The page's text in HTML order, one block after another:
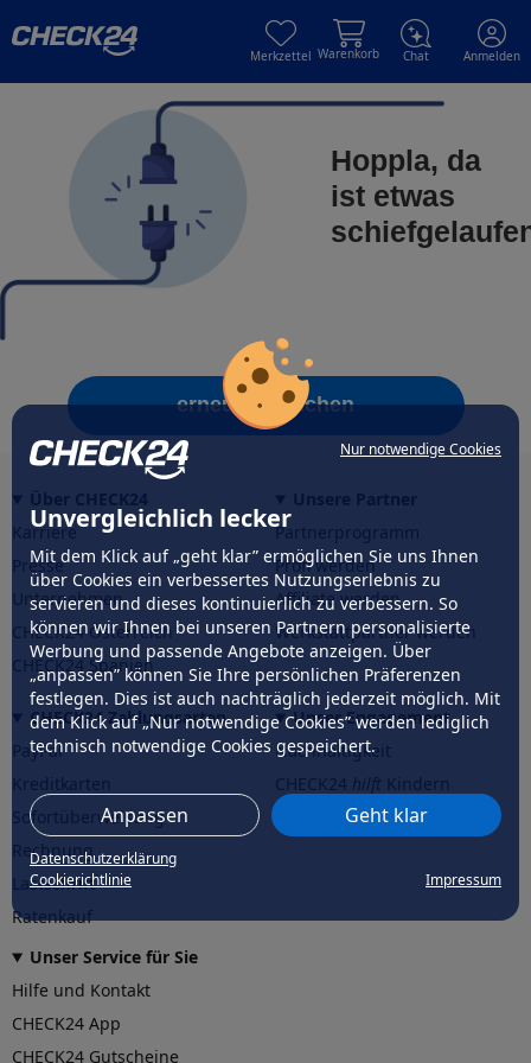
Nur notwendige Cookies
Unvergleichlich lecker
Mit dem Klick auf „geht klar” ermöglichen Sie uns Ihnen
über Cookies ein verbessertes Nutzungserlebnis zu
servieren und dieses kontinuierlich zu verbessern. So
können wir Ihnen bei unseren Partnern personalisierte
Werbung und passende Angebote anzeigen. Über
„anpassen” können Sie Ihre persönlichen Präferenzen
festlegen. Dies ist auch nachträglich jederzeit möglich. Mit
dem Klick auf „Nur notwendige Cookies” werden lediglich
technisch notwendige Cookies gespeichert.
Anpassen Geht klar
Datenschutzerklärung
Cookierichtlinie
Impressum
Merkzettel Warenkorb Chat Anmelden
Hoppla, da
ist etwas
erneut versuchen
Karriere
Presse
Unternehmen
CHECK24 Österreich
CHECK24 Spanien
Partnerprogramm
Profi werden
Affiliate werden
Werkstattpartner werden
CHECK24 Zahlungsarten
PayPal
Sofortüberweisung
Rechnung
Lastschrift
Ratenkauf
Unser Engagement
Nachhaltigkeit
CHECK24hilftder Natur
Unser Service für Sie
Hilfe und Kontakt
CHECK24 App
CHECK24 Gutscheine